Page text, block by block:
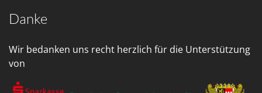
Danke
Wir bedanken uns recht herzlich für die Unterstützung
von